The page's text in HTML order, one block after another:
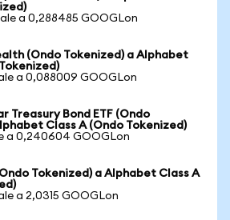
a 0,288485 GOOGLon
(Ondo Tokenized) a Alphabet
a 0,088009 GOOGLon
Treasury Bond ETF (Ondo
Class A (Ondo Tokenized)
a 0,240604 GOOGLon
Tokenized) a Alphabet Class A
a 2,0315 GOOGLon